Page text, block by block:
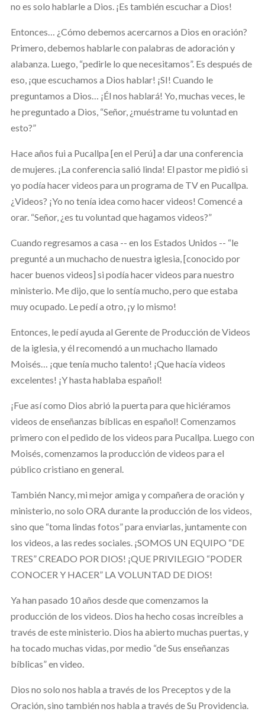
no es solo hablarle a Dios. ¡Es también escuchar a Dios!
Entonces… ¿Cómo debemos acercarnos a Dios en oración?
Primero, debemos hablarle con palabras de adoración y
alabanza. Luego, “pedirle lo que necesitamos”. Es después de
eso, ¡que escuchamos a Dios hablar! ¡SI! Cuando le
preguntamos a Dios… ¡Él nos hablará! Yo, muchas veces, le
he preguntado a Dios, “Señor, ¿muéstrame tu voluntad en
esto?”
Hace años fui a Pucallpa [en el Perú] a dar una conferencia
de mujeres. ¡La conferencia salió linda! El pastor me pidió si
yo podía hacer videos para un programa de TV en Pucallpa.
¿Videos? ¡Yo no tenía idea como hacer videos! Comencé a
orar. “Señor, ¿es tu voluntad que hagamos videos?”
Cuando regresamos a casa -- en los Estados Unidos -- “le
pregunté a un muchacho de nuestra iglesia, [conocido por
hacer buenos videos] si podía hacer videos para nuestro
ministerio. Me dijo, que lo sentía mucho, pero que estaba
muy ocupado. Le pedí a otro, ¡y lo mismo!
Entonces, le pedí ayuda al Gerente de Producción de Videos
de la iglesia, y él recomendó a un muchacho llamado
Moisés… ¡que tenía mucho talento! ¡Que hacía videos
excelentes! ¡Y hasta hablaba español!
¡Fue así como Dios abrió la puerta para que hiciéramos
videos de enseñanzas bíblicas en español! Comenzamos
primero con el pedido de los videos para Pucallpa. Luego con
Moisés, comenzamos la producción de videos para el
público cristiano en general.
También Nancy, mi mejor amiga y compañera de oración y
ministerio, no solo ORA durante la producción de los videos,
sino que “toma lindas fotos” para enviarlas, juntamente con
los videos, a las redes sociales. ¡SOMOS UN EQUIPO “DE
TRES” CREADO POR DIOS! ¡QUE PRIVILEGIO “PODER
CONOCER Y HACER” LA VOLUNTAD DE DIOS!
Ya han pasado 10 años desde que comenzamos la
producción de los videos. Dios ha hecho cosas increíbles a
través de este ministerio. Dios ha abierto muchas puertas, y
ha tocado muchas vidas, por medio “de Sus enseñanzas
bíblicas” en video.
Dios no solo nos habla a través de los Preceptos y de la
Oración, sino también nos habla a través de Su Providencia.